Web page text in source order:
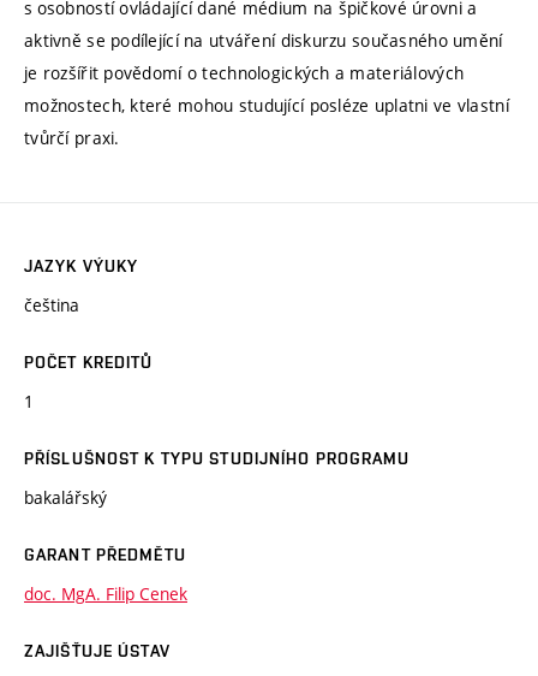
s osobností ovládající dané médium na špičkové úrovni a
aktivně se podílející na utváření diskurzu současného umění
je rozšířit povědomí o technologických a materiálových
možnostech, které mohou studující posléze uplatni ve vlastní
tvůrčí praxi.
JAZYK VÝUKY
čeština
POČET KREDITŮ
1
PŘÍSLUŠNOST K TYPU STUDIJNÍHO PROGRAMU
bakalářský
GARANT PŘEDMĚTU
doc. MgA. Filip Cenek
ZAJIŠŤUJE ÚSTAV